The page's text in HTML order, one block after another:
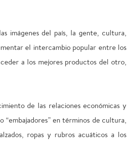
imágenes del país, la gente, cultura,
el intercambio popular entre los
a los mejores productos del otro,
de las relaciones económicas y
“embajadores” en términos de cultura,
ropas y rubros acuáticos a los